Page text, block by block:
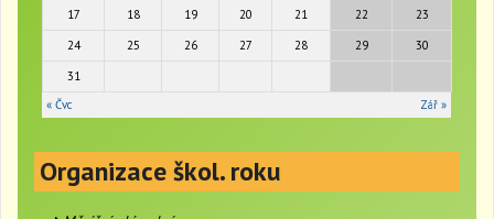
17
18 19 20 21 22
23
24
25 26 27 28 29
30
31
« Čvc
Zář »
Organizace škol. roku